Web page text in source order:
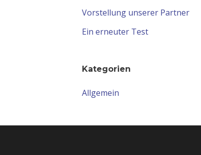
Vorstellung unserer Partner
Ein erneuter Test
Kategorien
Allgemein